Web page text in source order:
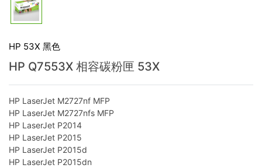
HP 53X 黑色
HP Q7553X 相容碳粉匣 53X
HP LaserJet M2727nf MFP
HP LaserJet M2727nfs MFP
HP LaserJet P2014
HP LaserJet P2015
HP LaserJet P2015d
HP LaserJet P2015dn